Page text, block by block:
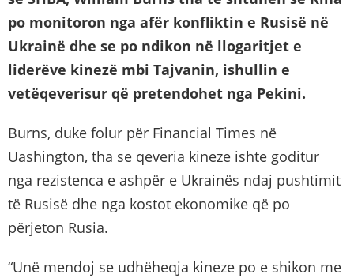
po monitoron nga afër konfliktin e Rusisë në
Ukrainë dhe se po ndikon në llogaritjet e
liderëve kinezë mbi Tajvanin, ishullin e
vetëqeverisur që pretendohet nga Pekini.
Burns, duke folur për Financial Times në
Uashington, tha se qeveria kineze ishte goditur
nga rezistenca e ashpër e Ukrainës ndaj pushtimit
të Rusisë dhe nga kostot ekonomike që po
përjeton Rusia.
“Unë mendoj se udhëheqja kineze po e shikon me